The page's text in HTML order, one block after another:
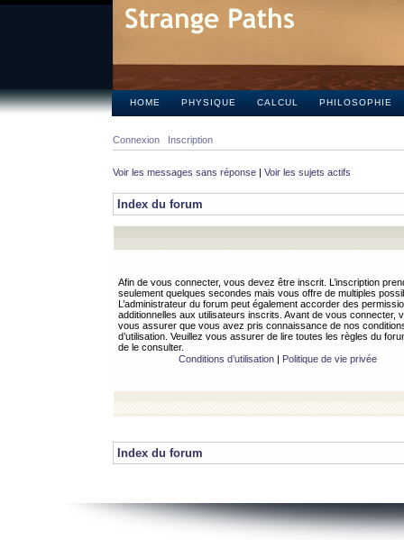
HOME PHYSIQUE CALCUL PHILOSOPHIE
Connexion Inscription
Voir les messages sans réponse | Voir les sujets actifs
Index du forum
Afin de vous connecter, vous devez être inscrit. L’inscription
seulement quelques secondes mais vous offre de multiples
L’administrateur du forum peut également accorder des
additionnelles aux utilisateurs inscrits. Avant de vous connecter,
vous assurer que vous avez pris connaissance de nos
d’utilisation. Veuillez vous assurer de lire toutes les règles du
de le consulter.
Conditions d’utilisation| Politique de vie privée
Index du forum